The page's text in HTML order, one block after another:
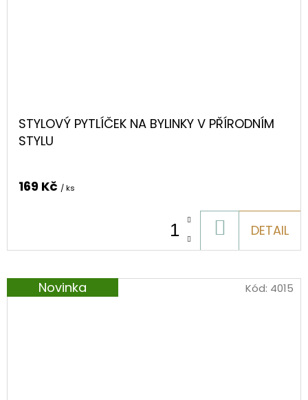
STYLOVÝ PYTLÍČEK NA BYLINKY V PŘÍRODNÍM
STYLU
169 Kč / ks
KOŠÍKU
DETAIL
Novinka Kód: 4015